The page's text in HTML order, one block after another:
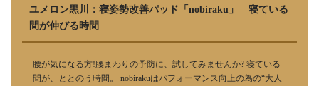
ユメロン黒川：寝姿勢改善パッド「nobiraku」 寝ている
間が伸びる時間
腰が気になる方!腰まわりの予防に、試してみませんか? 寝ている
間が、ととのう時間。 nobirakuはパフォーマンス向上の為の“大人